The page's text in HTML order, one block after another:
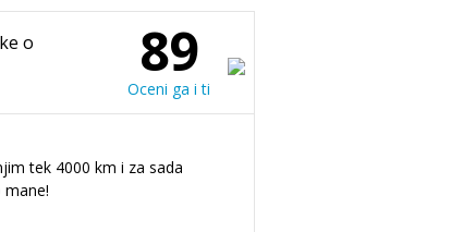
o 89
Oceni ga i ti
tek 4000 km i za sada
mane!